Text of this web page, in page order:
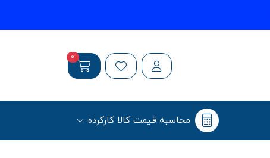
0
محاسبه قیمت کالا کارکرده